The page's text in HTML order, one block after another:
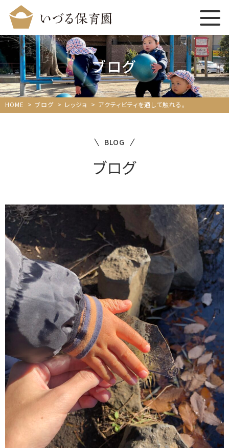
ブログ
HOME ブログ レッジョ アクティビティを通して触れる。
BLOG
ブログ